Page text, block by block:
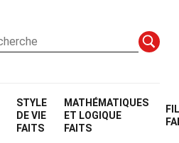
STYLE
DE VIE
FAITS
MATHÉMATIQUES
ET LOGIQUE
FAITS